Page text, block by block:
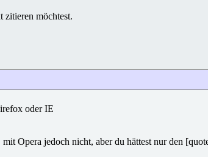
zitieren möchtest.
oder IE
Opera jedoch nicht, aber du hättest nur den